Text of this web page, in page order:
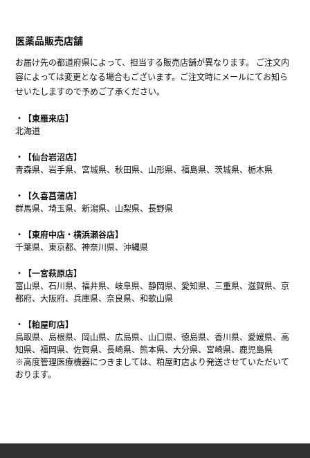
医薬品販売店舗
お届け先の都道府県によって、担当する販売店舗が異なります。 ご注文内
容によっては変更となる場合もございます。ご注文時にメールにてお知ら
せいたしますので予めご了承ください。
【東雁来店】
北海道
【仙台岩沼店】
青森県、岩手県、宮城県、秋田県、山形県、福島県、茨城県、栃木県
【久喜菖蒲店】
群馬県、埼玉県、新潟県、山梨県、長野県
【東府中店・横浜瀬谷店】
千葉県、東京都、神奈川県、沖縄県
【一宮萩原店】
富山県、石川県、福井県、岐阜県、静岡県、愛知県、三重県、滋賀県、京
都府、大阪府、兵庫県、奈良県、和歌山県
【粕屋町店】
鳥取県、島根県、岡山県、広島県、山口県、徳島県、香川県、愛媛県、高
知県、福岡県、佐賀県、長崎県、熊本県、大分県、宮崎県、鹿児島県
※高度管理医療機器につきましては、粕屋町店より発送させていただいて
おります。